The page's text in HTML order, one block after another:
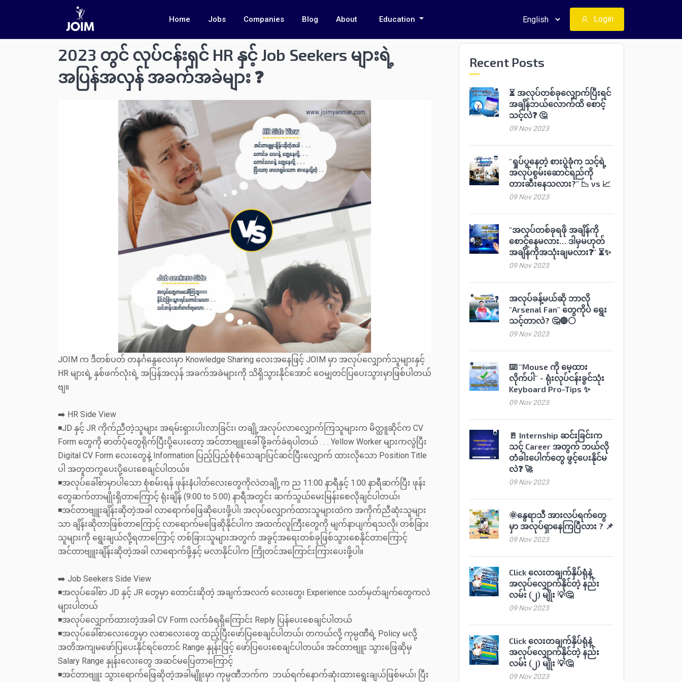
Home Jobs Companies Blog About Education Login
2023 တွင် လုပ်ငန်းရှင် HR နှင့် Job Seekers များရဲ့
အပြန်အလှန် အခက်အခဲများ ❓
JOIM က ဒီတစ်ပတ် တနင်္ဂနွေလေးမှာ Knowledge Sharing လေးအနေဖြင့် JOIM မှာ အလုပ်လျှောက်သူများနှင့်
HR များရဲ့ နှစ်ဖက်လုံးရဲ့ အပြန်အလှန် အခက်အခဲများကို သိရှိသွားနိုင်အောင် ဝေမျှတင်ပြပေးသွားမှာဖြစ်ပါတယ်
ဗျ။
➡️ HR Side View
◾JD နှင့် JR ကိုက်ညီတဲ့သူများ အရမ်းရှားပါးလာခြင်း၊ တချို့အလုပ်လာလျှောက်ကြသူများက မိတ္ထူဆိုင်က CV
Form တွေကို ဓာတ်ပုံတွေရိုက်ပြီးပို့ပေးတော့ အင်တာဗျူးခေါ်ဖို့‌ခက်ခဲရပါတယ် . . . Yellow Worker များကလွဲပြီး
Digital CV Form လေးတွေနဲ့ Information ပြည့်ပြည့်စုံစုံသေချာပြင်ဆင်ပြီးလျှောက် ထားလို‌သော Position Title
ပါ အတူတကွပေးပို့ပေးစေချင်ပါတယ်။
◾အလုပ်ခေါ်စာမှာပါသော စုံစမ်းရန် ဖုန်းနံပါတ်လေးတွေကိုလဲတချို့က ည 11:00 နာရီနှင့် 1:00 နာရီဆက်ပြီး ဖုန်း
တွေဆက်တာမျိုးရှိတာကြောင့် ရုံးချိန် (9:00 to 5:00) နာရီအတွင်း ဆက်သွယ်မေးမြန်းစေလိုချင်ပါတယ်၊
◾အင်တာဗျူးချိန်းဆိုတဲ့အခါ လာရောက်ဖြေဆိုပေးဖို့ပါ၊ အလုပ်လျှောက်ထားသူများထဲက အကိုက်ညီဆုံးသူများ
သာ ချိန်းဆိုတာဖြစ်တာကြောင့် လာရောက်မ‌ဖြေဆိုနိုင်ပါက အထက်လူကြီးတွေကို မျက်နာပျက်ရသလို၊ တစ်ခြား
သူများကို ရွေးချယ်လို့ရတာကြောင့် တစ်ခြားသူများအတွက် အခွင့်အရေးတစ်ခုဖြစ်သွားစေနိုင်တာကြောင့်
အင်တာဗျူးချိန်းဆိုတဲ့အခါ လာရောက်ဖို့နှင့် မလာနိုင်ပါက ကြိုတင်အကြောင်းကြားပေးဖို့ပါ။
➡️ Job Seekers Side View
◾အလုပ်ခေါ်စာ JD နှင့် JR တွေမှာ တောင်းဆိုတဲ့ အချက်အလက် လေးတွေ၊ Experience သတ်မှတ်ချက်တွေကလဲ
များပါတယ်
◾အလုပ်လျှောက်ထားတဲ့အခါ CV Form လက်ခံရရှိကြောင်း Reply ပြန်ပေးစေချင်ပါတယ်
◾အလုပ်ခေါ်စာလေးတွေမှာ လစာလေးတွေ ထည့်ပြီးဖော်ပြစေချင်ပါတယ်၊ တကယ်လို့ ကုမ္ပဏီရဲ့ Policy မလို့
အတိအကျမဖော်ပြပေးနိုင်ရင်တောင် Range နှုန်းဖြင့် ဖော်ပြပေးစေချင်ပါတယ်။ အင်တာဗျူး သွားဖြေဆိုမှ
Salary Range နှုန်းလေးတွေ အဆင်မပြေတာကြောင့်
◾အင်တာဗျူး သွားရောက်ဖြေဆိုတဲ့အခါမျိူးမှာ ကုမ္ပဏီဘက်က ဘယ်ရက်နောက်ဆုံးထားရွေးချယ်ဖြစ်မယ်၊ ပြီး
Recent Posts
⏳ အလုပ်တစ်ခုလျှောက်ပြီးရင်
အချိန်ဘယ်လောက်ထိ စောင့်
သင့်လဲ❓ 🤔
09 Nov 2023
"ရှုပ်ပွနေတဲ့ စားပွဲခုံက သင့်ရဲ့
အလုပ်စွမ်းဆောင်ရည်ကို
တားဆီးနေသလား?" 📉 vs 📈
09 Nov 2023
"အလုပ်တစ်ခုရဖို အချိန်ကို
စောင့်နေမလား… ဒါမှမဟုတ်
အချိန်ကိုအသုံးချမလား❓" ⏳✨
09 Nov 2023
အလုပ်ခန့်မယ်ဆို ဘာလို
"Arsenal Fan" တွေကိုပဲ ရွေး
သင့်တာလဲ? 🤔🔴⚪️
09 Nov 2023
⌨️ "Mouse ကို မေ့ထား
လိုက်ပါ" - ရုံးလုပ်ငန်းခွင်သုံး
Keyboard Pro-Tips ✨
09 Nov 2023
🚪 Internship ဆင်းခြင်းက
သင့် Career အတွက် ဘယ်လို
တံခါးပေါက်တွေ ဖွင့်ပေးနိုင်မ
လဲ❓ 🚀
09 Nov 2023
🌞နွေရာသီ အားလပ်ရက်တွေ
မှာ အလုပ်ရှာနေကြပြီလား ? 📌
09 Nov 2023
Click လေးတချက်နှိပ်ရုံနဲ့
အလုပ်လျှောက်နိုင်တဲ့ နည်း
လမ်း (၂) မျိုး 💡🤔
09 Nov 2023
Click လေးတချက်နှိပ်ရုံနဲ့
အလုပ်လျှောက်နိုင်တဲ့ နည်း
လမ်း (၂) မျိုး 💡🤔
09 Nov 2023